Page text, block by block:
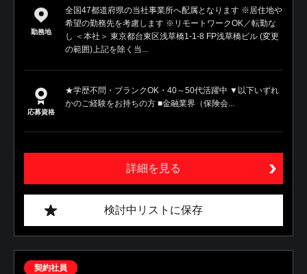
勤務地
全国47都道府県の当社事業所へ配属となります ※居住地や
希望の勤務先を考慮します ※リモートワークOK／転勤な
し ＜本社＞ 東京都台東区浅草橋1-1-8 FP浅草橋ビル (変更
の範囲)上記を除く当...
応募資格
★学歴不問・ブランクOK・40～50代活躍中 ▼以下いずれ
かのご経験をお持ちの方 ■金融業界（保険会...
詳細を見る
検討中リストに保存
契約社員